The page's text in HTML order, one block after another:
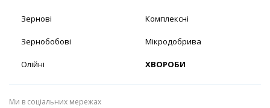
Зернові
Зернобобові
Олійні
Комплексні
Мікродобрива
ХВОРОБИ
Ми в соціальних мережах